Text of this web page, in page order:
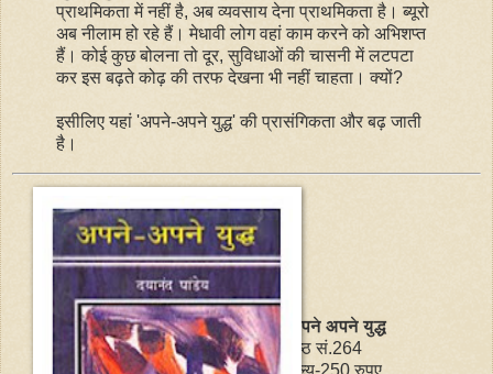
प्राथमिकता में नहीं है, अब व्यवसाय देना प्राथमिकता है। ब्यूरो
अब नीलाम हो रहे हैं। मेधावी लोग वहां काम करने को अभिशप्त
हैं। कोई कुछ बोलना तो दूर, सुविधाओं की चासनी में लटपटा
कर इस बढ़ते कोढ़ की तरफ देखना भी नहीं चाहता। क्यों?
इसीलिए यहां 'अपने-अपने युद्ध' की प्रासंगिकता और बढ़ जाती
है।
अपने अपने युद्ध
पृष्ठ सं.264
मूल्य-250 रुपए